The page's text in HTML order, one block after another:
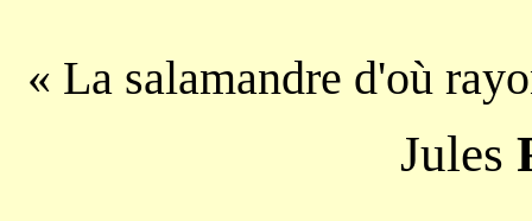
« La salamandre d'où
Jules